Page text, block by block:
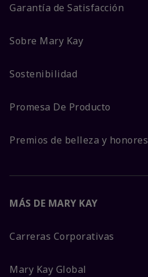
Garantía de Satisfacción
Sobre Mary Kay
Sostenibilidad
Promesa De Producto
Premios de belleza y honores
MÁS DE MARY KAY
Carreras Corporativas
Mary Kay Global